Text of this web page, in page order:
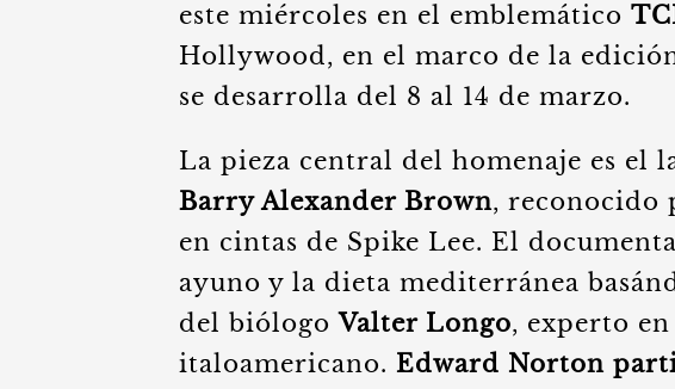
este miércoles en el emblemático
Hollywood, en el marco de la
se desarrolla del 8 al 14 de marzo.
La pieza central del homenaje es el
Barry Alexander Brown, reconocido
en cintas de Spike Lee. El
ayuno y la dieta mediterránea
del biólogoValter Longo, experto
italoamericano. Edward Norton